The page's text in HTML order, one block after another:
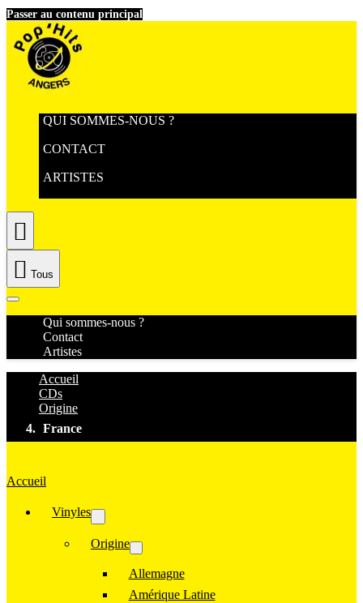
Passer au contenu principal
QUI SOMMES-NOUS ?
CONTACT
ARTISTES

 Tous
Qui sommes-nous ?
Contact
Artistes
Accueil
CDs
Origine
France
Accueil
Vinyles
Origine
Allemagne
Amérique Latine